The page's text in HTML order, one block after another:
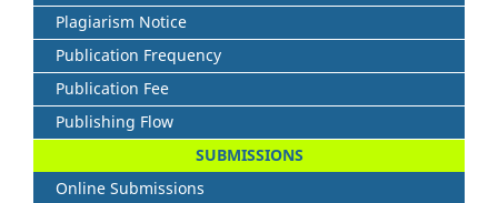
Plagiarism Notice
Publication Frequency
Publication Fee
Publishing Flow
SUBMISSIONS
Online Submissions